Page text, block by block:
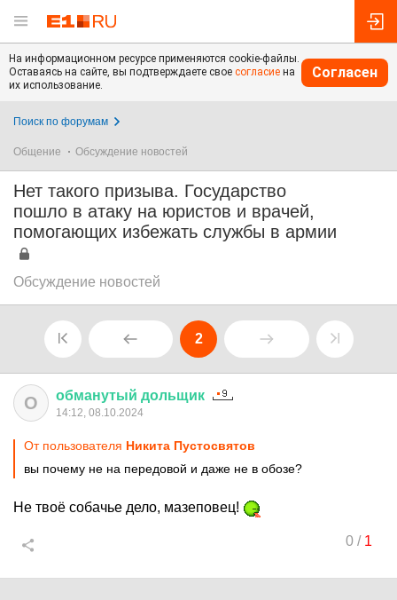
На информационном ресурсе применяются cookie-файлы.
Оставаясь на сайте, вы подтверждаете свое согласие на
их использование.
Согласен
Поиск по форумам
Общение Обсуждение новостей
Нет такого призыва. Государство
пошло в атаку на юристов и врачей,
помогающих избежать службы в армии
Обсуждение новостей
2
О обманутый дольщик
14:12, 08.10.2024
От пользователя Никита Пустосвятов
вы почему не на передовой и даже не в обозе?
Не твоё собачье дело, мазеповец!
0/ 1